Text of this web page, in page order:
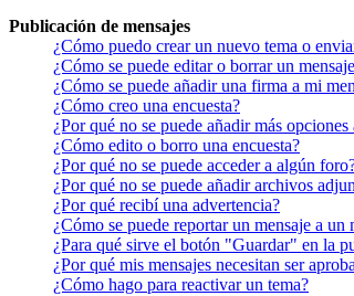
Publicación de mensajes
¿Cómo puedo crear un nuevo tema o
¿Cómo se puede editar o borrar un
¿Cómo se puede añadir una firma a mi
¿Cómo creo una encuesta?
¿Por qué no se puede añadir más opciones
¿Cómo edito o borro una encuesta?
¿Por qué no se puede acceder a algún
¿Por qué no se puede añadir archivos
¿Por qué recibí una advertencia?
¿Cómo se puede reportar un mensaje a un
¿Para qué sirve el botón "Guardar" en la
¿Por qué mis mensajes necesitan ser
¿Cómo hago para reactivar un tema?